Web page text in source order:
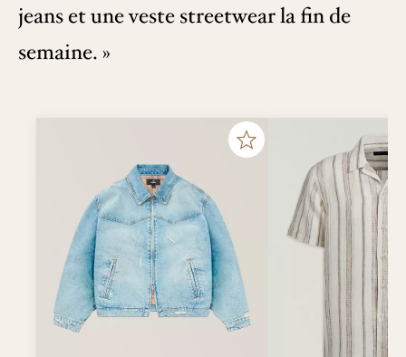
jeans et une veste streetwear la fin de
semaine. »